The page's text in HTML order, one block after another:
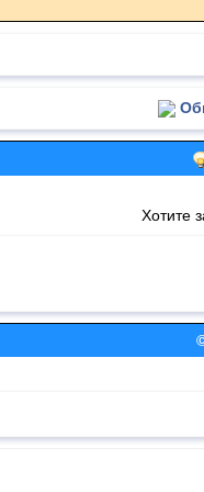
Хотите